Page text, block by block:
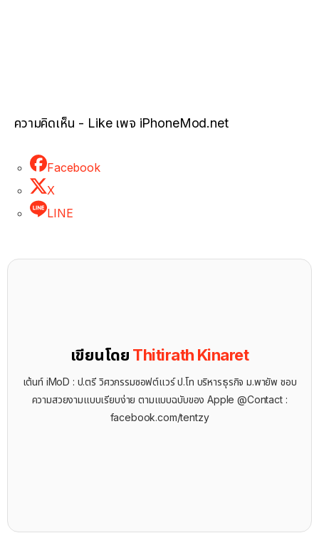
ความคิดเห็น - Like เพจ iPhoneMod.net
Facebook
X
LINE
เขียนโดย Thitirath Kinaret
เต้นท์ iMoD : ป.ตรี วิศวกรรมซอฟต์แวร์ ป.โท บริหารธุรกิจ ม.พายัพ ชอบ
ความสวยงามแบบเรียบง่าย ตามแบบฉบับของ Apple @Contact :
facebook.com/tentzy